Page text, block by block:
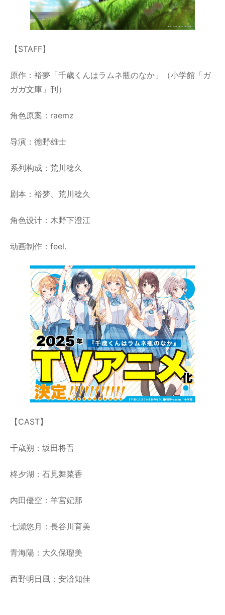
【STAFF】
原作：裕夢「千歳くんはラムネ瓶のなか」（小学館「ガ
ガガ文庫」刊）
角色原案：raemz
导演：德野雄士
系列构成：荒川稔久
剧本：裕梦、荒川稔久
角色设计：木野下澄江
动画制作：feel.
【CAST】
千歳朔：坂田将吾
柊夕湖：石見舞菜香
内田優空：羊宮妃那
七瀬悠月：長谷川育美
青海陽：大久保瑠美
西野明日風：安済知佳